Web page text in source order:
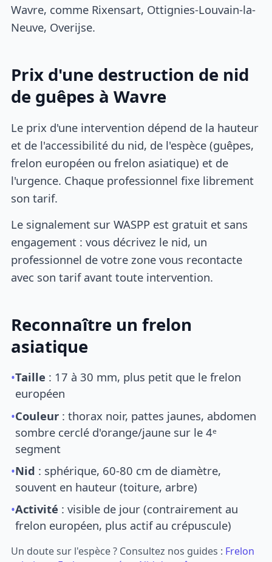
Wavre, comme Rixensart, Ottignies-Louvain-la-
Neuve, Overijse.
Prix d'une destruction de nid
de guêpes à Wavre
Le prix d'une intervention dépend de la hauteur
et de l'accessibilité du nid, de l'espèce (guêpes,
frelon européen ou frelon asiatique) et de
l'urgence. Chaque professionnel fixe librement
son tarif.
Le signalement sur WASPP est gratuit et sans
engagement : vous décrivez le nid, un
professionnel de votre zone vous recontacte
avec son tarif avant toute intervention.
Reconnaître un frelon
asiatique
•Taille : 17 à 30 mm, plus petit que le frelon
européen
•Couleur : thorax noir, pattes jaunes, abdomen
sombre cerclé d'orange/jaune sur le 4ᵉ
segment
•Nid : sphérique, 60-80 cm de diamètre,
souvent en hauteur (toiture, arbre)
•Activité : visible de jour (contrairement au
frelon européen, plus actif au crépuscule)
Un doute sur l'espèce ? Consultez nos guides : Frelon